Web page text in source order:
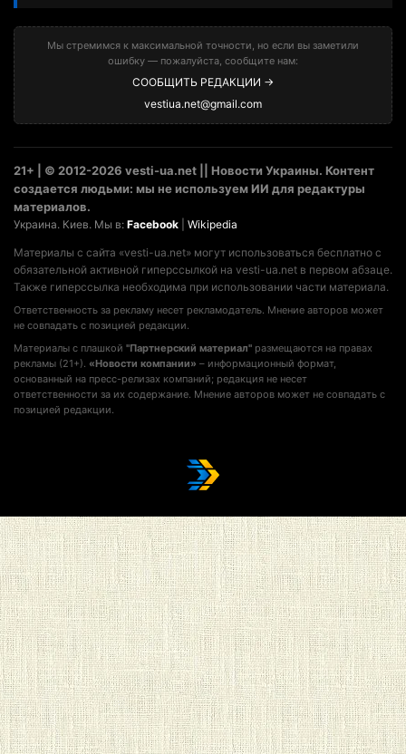
Мы стремимся к максимальной точности, но если вы заметили
ошибку — пожалуйста, сообщите нам:
СООБЩИТЬ РЕДАКЦИИ →
vestiua.net@gmail.com
21+ | © 2012-2026 vesti-ua.net || Новости Украины. Контент
создается людьми: мы не используем ИИ для редактуры
материалов.
Украина. Киев. Мы в: Facebook Wikipedia
Материалы с сайта «vesti-ua.net» могут использоваться бесплатно с
обязательной активной гиперссылкой на vesti-ua.net в первом абзаце.
Также гиперссылка необходима при использовании части материала.
Ответственность за рекламу несет рекламодатель. Мнение авторов может
не совпадать с позицией редакции.
Материалы с плашкой "Партнерский материал" размещаются на правах
рекламы (21+). «Новости компании» – информационный формат,
основанный на пресс-релизах компаний; редакция не несет
ответственности за их содержание. Мнение авторов может не совпадать с
позицией редакции.